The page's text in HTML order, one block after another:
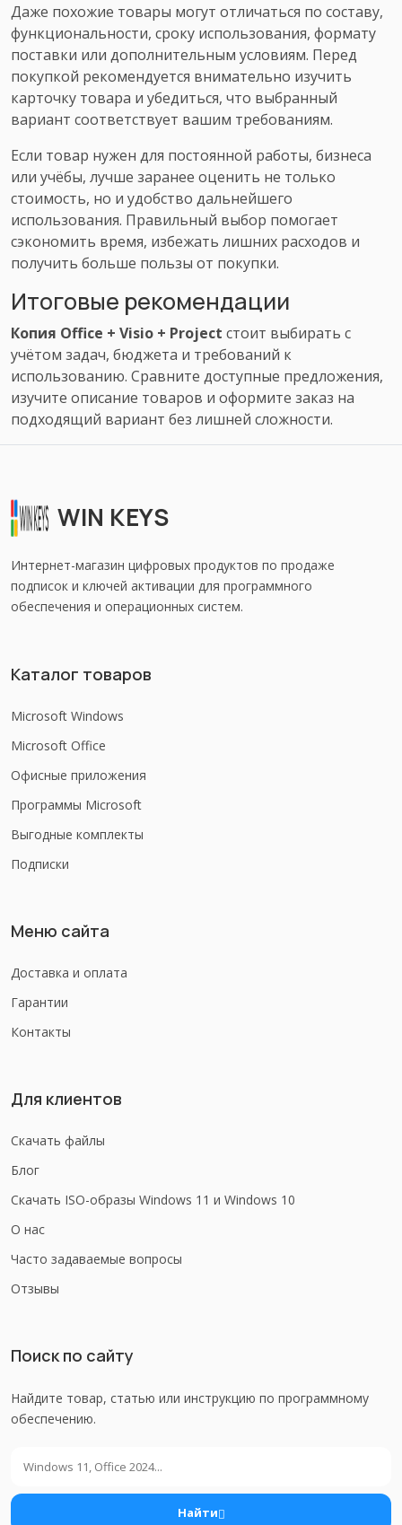
Даже похожие товары могут отличаться по составу,
функциональности, сроку использования, формату
поставки или дополнительным условиям. Перед
покупкой рекомендуется внимательно изучить
карточку товара и убедиться, что выбранный
вариант соответствует вашим требованиям.
Если товар нужен для постоянной работы, бизнеса
или учёбы, лучше заранее оценить не только
стоимость, но и удобство дальнейшего
использования. Правильный выбор помогает
сэкономить время, избежать лишних расходов и
получить больше пользы от покупки.
Итоговые рекомендации
Копия Office + Visio + Project стоит выбирать с
учётом задач, бюджета и требований к
использованию. Сравните доступные предложения,
изучите описание товаров и оформите заказ на
подходящий вариант без лишней сложности.
WIN KEYS
Интернет-магазин цифровых продуктов по продаже
подписок и ключей активации для программного
обеспечения и операционных систем.
Каталог товаров
Microsoft Windows
Microsoft Office
Офисные приложения
Программы Microsoft
Выгодные комплекты
Подписки
Меню сайта
Доставка и оплата
Гарантии
Контакты
Для клиентов
Скачать файлы
Блог
Скачать ISO-образы Windows 11 и Windows 10
О нас
Часто задаваемые вопросы
Отзывы
Поиск по сайту
Найдите товар, статью или инструкцию по программному
обеспечению.
Найти